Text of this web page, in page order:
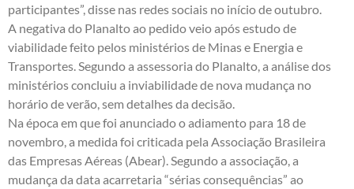
participantes”, disse nas redes sociais no início de outubro.
A negativa do Planalto ao pedido veio após estudo de
viabilidade feito pelos ministérios de Minas e Energia e
Transportes. Segundo a assessoria do Planalto, a análise dos
ministérios concluiu a inviabilidade de nova mudança no
horário de verão, sem detalhes da decisão.
Na época em que foi anunciado o adiamento para 18 de
novembro, a medida foi criticada pela Associação Brasileira
das Empresas Aéreas (Abear). Segundo a associação, a
mudança da data acarretaria “sérias consequências” ao